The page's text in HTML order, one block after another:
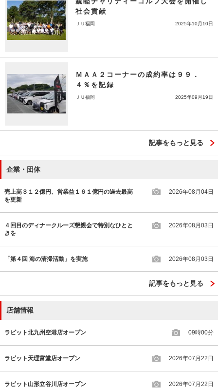
社会貢献
ＪＵ福岡 2025年10月10日
ＭＡＡ２コーナーの成約率は９９．
４％を記録
ＪＵ福岡 2025年09月19日
記事をもっと見る
企業・団体
売上高３１２億円、営業益１６１億円の過去最高
を更新
2026年08月04日
４回目のディナークルーズ懇親会で特別なひとと
きを
2026年08月03日
「第４回 海の清掃活動」を実施 2026年08月03日
記事をもっと見る
店舗情報
ラビット北九州空港店オープン 09時00分
ラビット天理富堂店オープン 2026年07月22日
ラビット山形立谷川店オープン 2026年07月22日